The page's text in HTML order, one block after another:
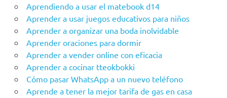
Aprendiendo a usar el matebook d14
Aprender a usar juegos educativos para niños
Aprender a organizar una boda inolvidable
Aprender oraciones para dormir
Aprender a vender online con eficacia
Aprender a cocinar tteokbokki
Cómo pasar WhatsApp a un nuevo teléfono
Aprende a tener la mejor tarifa de gas en casa